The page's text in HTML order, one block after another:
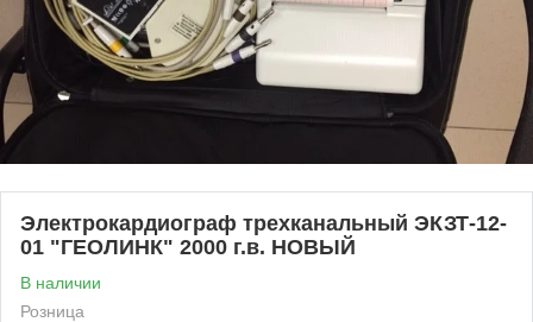
Электрокардиограф трехканальный ЭКЗТ-12-
01 "ГЕОЛИНК" 2000 г.в. НОВЫЙ
В наличии
Розница